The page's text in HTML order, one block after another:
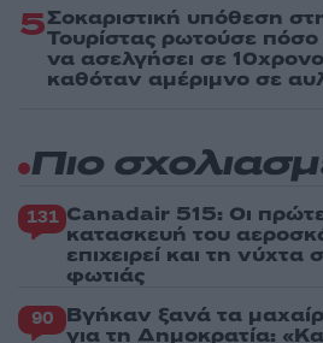
5Σοκαριστική υπόθεση
Τουρίστας ρωτούσε
να ασελγήσει σε 10χρονο
καθόταν αμέριμνο σε
Πιο
131 Canadair 515: Οι
κατασκευή του
επιχειρεί και τη
φωτιάς
90 Βγήκαν ξανά τα
για τη Δημοκρατία: